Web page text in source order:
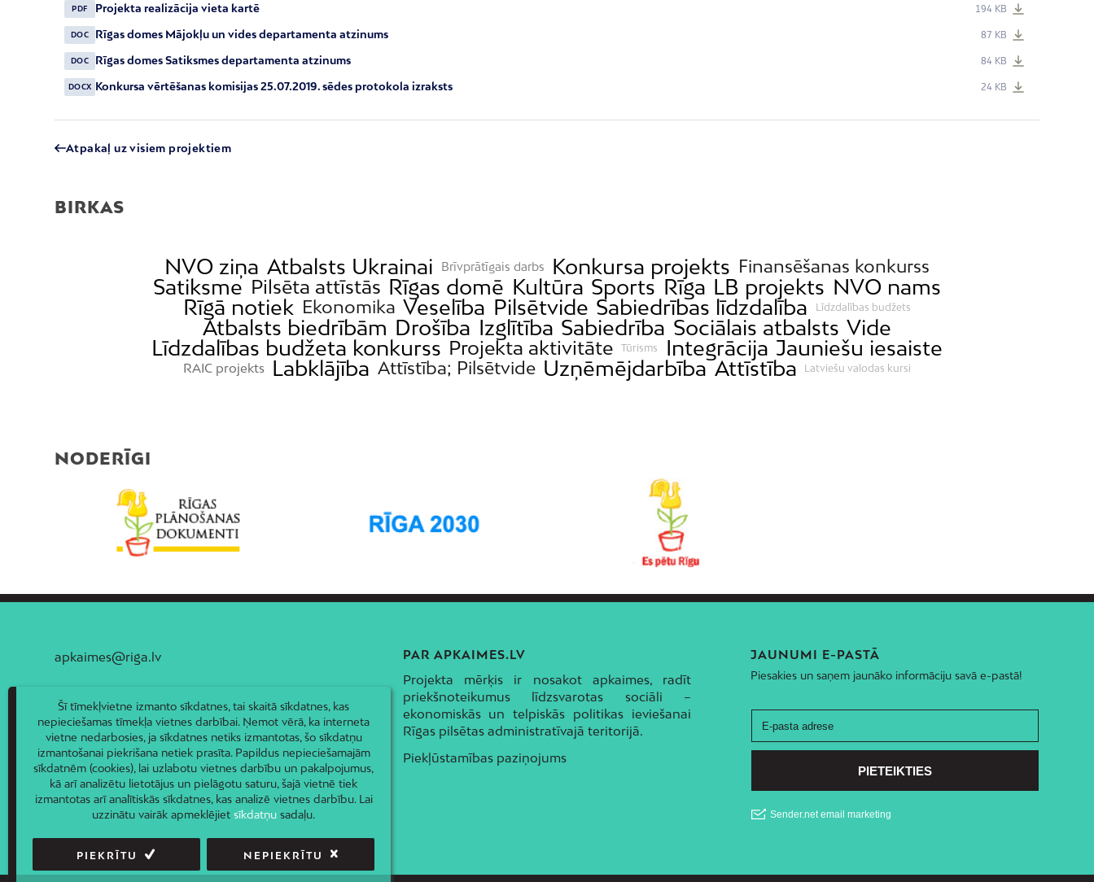
PDF Projekta realizācija vieta kartē 194 KB
DOC Rīgas domes Mājokļu un vides departamenta atzinums 87 KB
DOC Rīgas domes Satiksmes departamenta atzinums 84 KB
DOCX Konkursa vērtēšanas komisijas 25.07.2019. sēdes protokola izraksts 24 KB
Atpakaļ uz visiem projektiem
BIRKAS
NVO ziņa Atbalsts Ukrainai Brīvprātīgais darbs Konkursa projekts Finansēšanas konkurss
Satiksme Pilsēta attīstās Rīgas domē Kultūra Sports Rīga LB projekts NVO nams
Rīgā notiek Ekonomika Veselība Pilsētvide Sabiedrības līdzdalība Līdzdalības budžets
Atbalsts biedrībām Drošība Izglītība Sabiedrība Sociālais atbalsts Vide
Līdzdalības budžeta konkurss Projekta aktivitāte Tūrisms Integrācija Jauniešu iesaiste
RAIC projekts Labklājība Attīstība; Pilsētvide Uzņēmējdarbība Attīstība Latviešu valodas kursi
NODERĪGI
apkaimes@riga.lv PAR APKAIMES.LV
Projekta mērķis ir nosakot apkaimes, radīt
priekšnoteikumus līdzsvarotas sociāli –
ekonomiskās un telpiskās politikas ieviešanai
Rīgas pilsētas administratīvajā teritorijā.
Piekļūstamības paziņojums
JAUNUMI E-PASTĀ
Piesakies un saņem jaunāko informāciju savā e-pastā!
Šī tīmekļvietne izmanto sīkdatnes, tai skaitā sīkdatnes, kas
nepieciešamas tīmekļa vietnes darbībai. Ņemot vērā, ka interneta
vietne nedarbosies, ja sīkdatnes netiks izmantotas, šo sīkdatņu
izmantošanai piekrišana netiek prasīta. Papildus nepieciešamajām
sīkdatnēm (cookies), lai uzlabotu vietnes darbību un pakalpojumus,
kā arī analizētu lietotājus un pielāgotu saturu, šajā vietnē tiek
izmantotas arī analītiskās sīkdatnes, kas analizē vietnes darbību. Lai
uzzinātu vairāk apmeklējietsīkdatņu sadaļu.
PIEKRĪTU NEPIEKRĪTU